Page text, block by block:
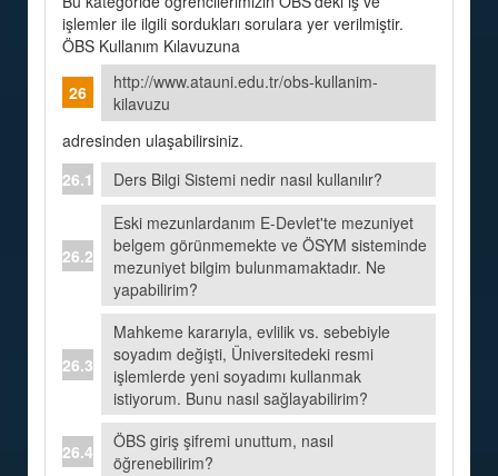
işlemler ile ilgili sordukları sorulara yer verilmiştir.
ÖBS Kullanım Kılavuzuna
http://www.atauni.edu.tr/obs-kullanim-
kilavuzu
adresinden ulaşabilirsiniz.
Ders Bilgi Sistemi nedir nasıl kullanılır?
Eski mezunlardanım E-Devlet'te mezuniyet
belgem görünmemekte ve ÖSYM sisteminde
mezuniyet bilgim bulunmamaktadır. Ne
yapabilirim?
Mahkeme kararıyla, evlilik vs. sebebiyle
soyadım değişti, Üniversitedeki resmi
işlemlerde yeni soyadımı kullanmak
istiyorum. Bunu nasıl sağlayabilirim?
ÖBS giriş şifremi unuttum, nasıl
öğrenebilirim?